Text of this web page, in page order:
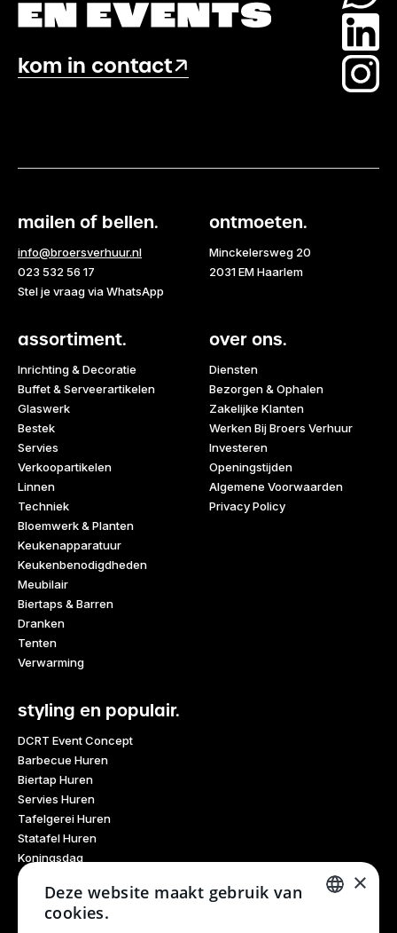
kom in contact
mailen of bellen.
info@broersverhuur.nl
023 532 56 17
Stel je vraag via WhatsApp
ontmoeten.
Minckelersweg 20
2031 EM Haarlem
assortiment.
Inrichting & Decoratie
Buffet & Serveerartikelen
Glaswerk
Bestek
Servies
Verkoopartikelen
Linnen
Techniek
Bloemwerk & Planten
Keukenapparatuur
Keukenbenodigdheden
Meubilair
Biertaps & Barren
Dranken
Tenten
Verwarming
over ons.
Diensten
Bezorgen & Ophalen
Zakelijke Klanten
Werken Bij Broers Verhuur
Investeren
Openingstijden
Algemene Voorwaarden
Privacy Policy
styling en populair.
DCRT Event Concept
Barbecue Huren
Biertap Huren
Servies Huren
Tafelgerei Huren
Statafel Huren
Koningsdag
Glaswerk Huren
Feestdagen
Haarlem Culinair
×
Deze website maakt gebruik van
cookies.